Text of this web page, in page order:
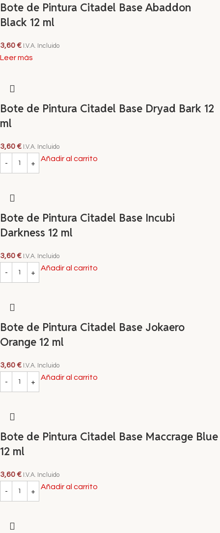
Bote de Pintura Citadel Base Abaddon
Black 12 ml
3,60€ I.V.A. Incluido
Leer más
Bote de Pintura Citadel Base Dryad Bark 12
ml
3,60€ I.V.A. Incluido
Añadir al carrito
Bote de Pintura Citadel Base Incubi
Darkness 12 ml
3,60€ I.V.A. Incluido
Añadir al carrito
Bote de Pintura Citadel Base Jokaero
Orange 12 ml
3,60€ I.V.A. Incluido
Añadir al carrito
Bote de Pintura Citadel Base Maccrage Blue
12 ml
3,60€ I.V.A. Incluido
Añadir al carrito